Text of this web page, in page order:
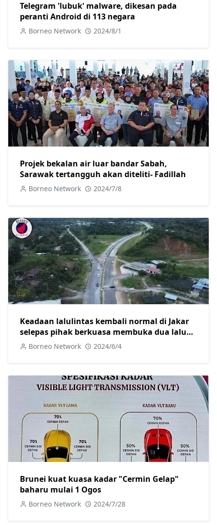
Telegram 'lubuk' malware, dikesan pada
peranti Android di 113 negara
Borneo Network 2024/8/1
Projek bekalan air luar bandar Sabah,
Sarawak tertangguh akan diteliti- Fadillah
Borneo Network 2024/7/8
Keadaan lalulintas kembali normal di Jakar
selepas pihak berkuasa membuka dua laluan
di kawasan Pan Borneo berhampiran pekan
Borneo Network 2024/6/4
Brunei kuat kuasa kadar "Cermin Gelap"
baharu mulai 1 Ogos
Borneo Network 2024/7/28